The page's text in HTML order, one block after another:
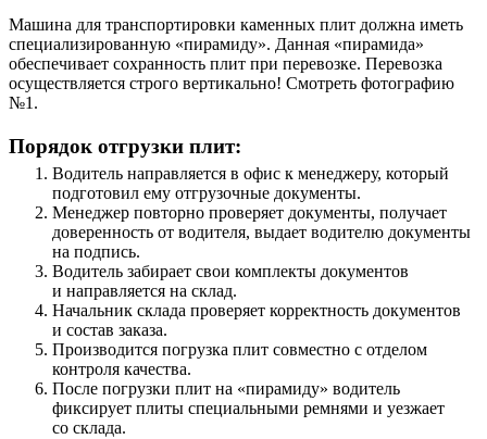
Машина для транспортировки каменных плит должна иметь
специализированную «пирамиду». Данная «пирамида»
обеспечивает сохранность плит при перевозке. Перевозка
осуществляется строго вертикально! Смотреть фотографию
№1.
Порядок отгрузки плит:
Водитель направляется в офис к менеджеру, который
подготовил ему отгрузочные документы.
Менеджер повторно проверяет документы, получает
доверенность от водителя, выдает водителю документы
на подпись.
Водитель забирает свои комплекты документов
и направляется на склад.
Начальник склада проверяет корректность документов
и состав заказа.
Производится погрузка плит совместно с отделом
контроля качества.
После погрузки плит на «пирамиду» водитель
фиксирует плиты специальными ремнями и уезжает
со склада.